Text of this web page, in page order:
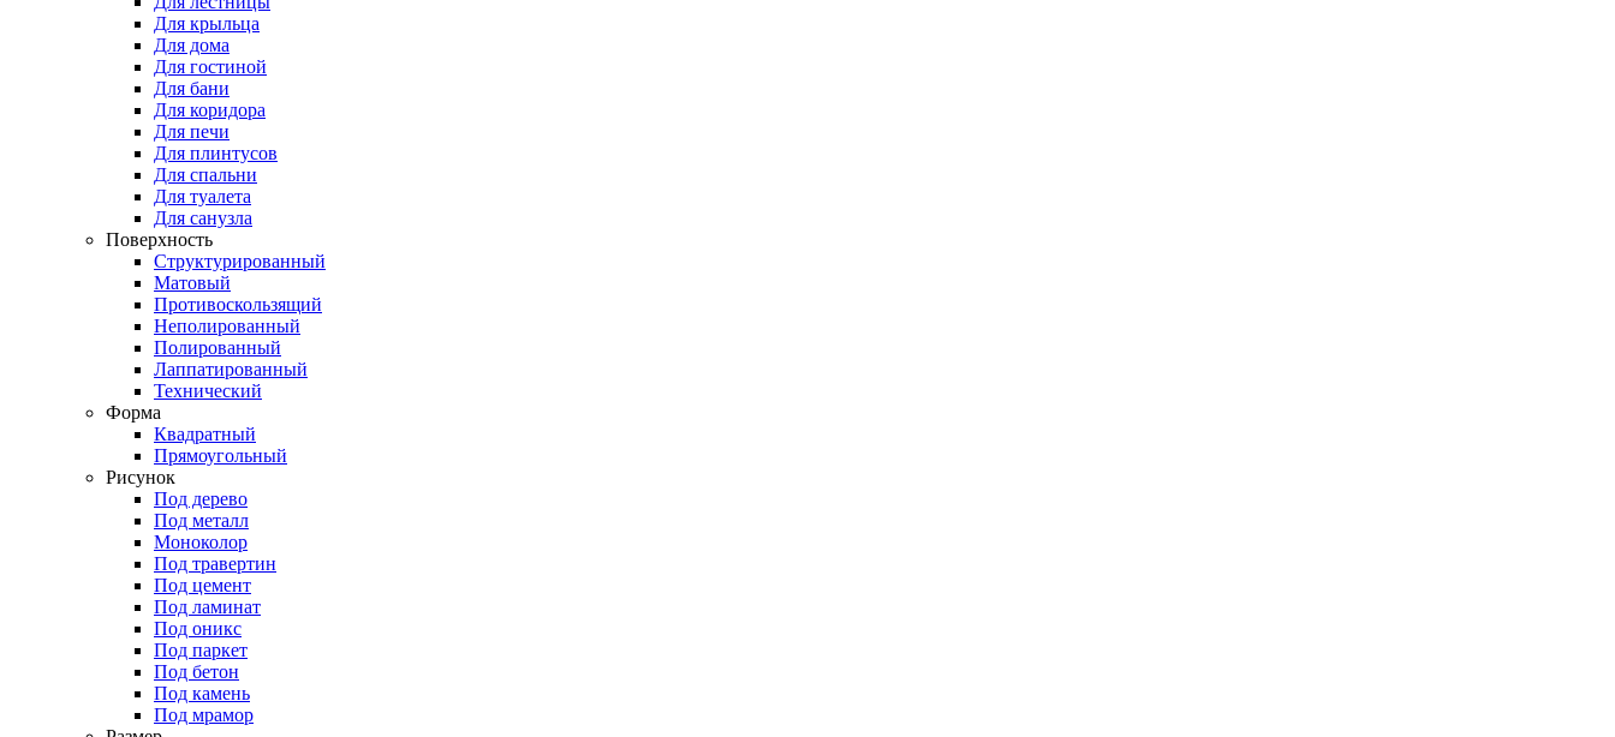
Для крыльца
Для дома
Для гостиной
Для бани
Для коридора
Для печи
Для плинтусов
Для спальни
Для туалета
Для санузла
Поверхность
Структурированный
Матовый
Противоскользящий
Неполированный
Полированный
Лаппатированный
Технический
Форма
Квадратный
Прямоугольный
Рисунок
Под дерево
Под металл
Моноколор
Под травертин
Под цемент
Под ламинат
Под оникс
Под паркет
Под бетон
Под камень
Под мрамор